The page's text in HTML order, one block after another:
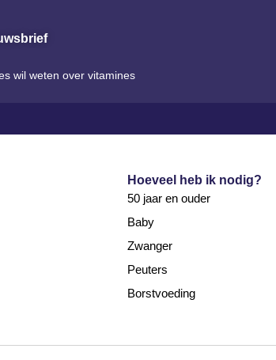
wil weten over vitamines
Hoeveel heb ik nodig?
50 jaar en ouder
Baby
Zwanger
Peuters
Borstvoeding